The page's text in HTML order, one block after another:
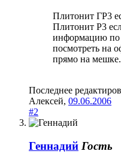
Плитонит ГР3
Плитонит Р3
информацию по
посмотреть на
прямо на мешке.
Последнее
Алексей, 09.06.2006
#2
Геннадий Гость